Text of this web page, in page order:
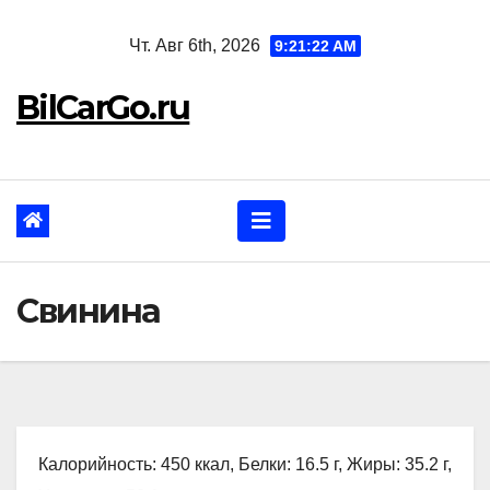
Чт. Авг 6th, 2026 9:21:23 AM
BilCarGo.ru
Свинина
Калорийность: 450 ккал, Белки: 16.5 г, Жиры: 35.2 г,